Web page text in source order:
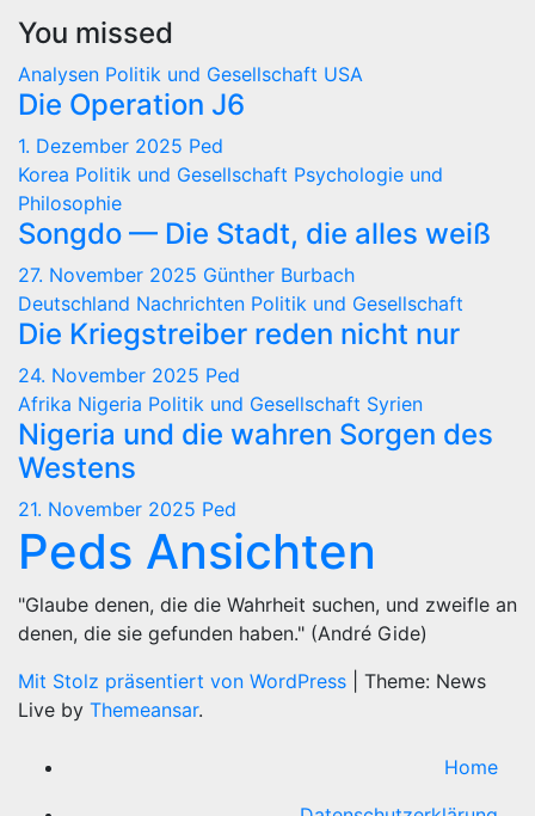
You missed
Analysen Politik und Gesellschaft USA
Die Operation J6
1. Dezember 2025 Ped
Korea Politik und Gesellschaft Psychologie und
Philosophie
Songdo — Die Stadt, die alles weiß
27. November 2025 Günther Burbach
Deutschland Nachrichten Politik und Gesellschaft
Die Kriegstreiber reden nicht nur
24. November 2025 Ped
Afrika Nigeria Politik und Gesellschaft Syrien
Nigeria und die wahren Sorgen des
Westens
21. November 2025 Ped
Peds Ansichten
"Glaube denen, die die Wahrheit suchen, und zweifle an
denen, die sie gefunden haben." (André Gide)
Mit Stolz präsentiert von WordPress
Theme: News
Live by Themeansar.
Home